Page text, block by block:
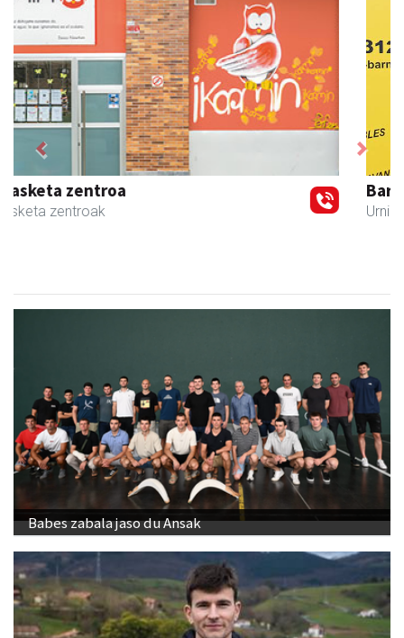
Barn trasteleku eta biltegi txikien alokairua
Urnieta - Trastelekuak
Previous Next
Babes zabala jaso du Ansak